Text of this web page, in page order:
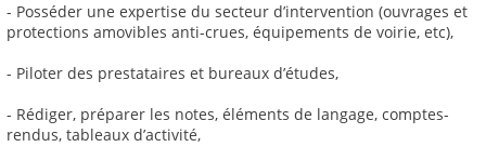
- Posséder une expertise du secteur d’intervention (ouvrages et
protections amovibles anti-crues, équipements de voirie, etc),
- Piloter des prestataires et bureaux d’études,
- Rédiger, préparer les notes, éléments de langage, comptes-
rendus, tableaux d’activité,